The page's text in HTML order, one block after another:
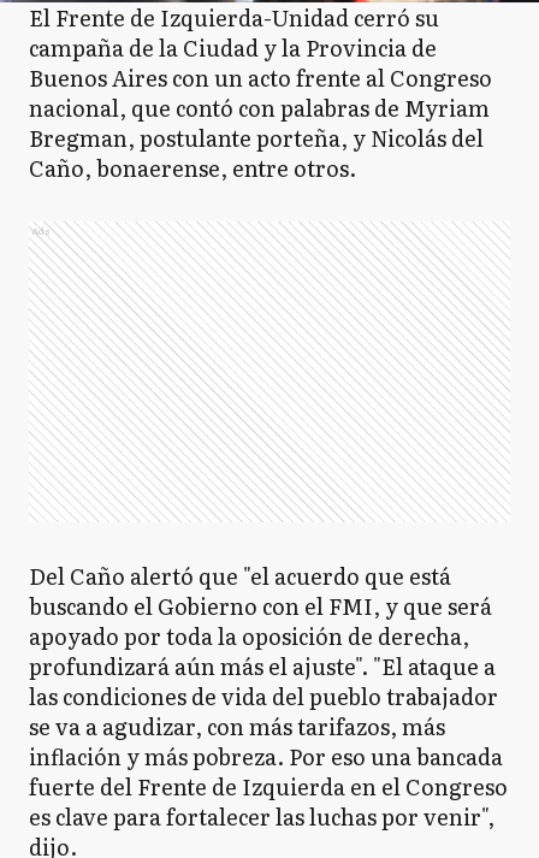
El Frente de Izquierda-Unidad cerró su
campaña de la Ciudad y la Provincia de
Buenos Aires con un acto frente al Congreso
nacional, que contó con palabras de Myriam
Bregman, postulante porteña, y Nicolás del
Caño, bonaerense, entre otros.
Ads
Del Caño alertó que "el acuerdo que está
buscando el Gobierno con el FMI, y que será
apoyado por toda la oposición de derecha,
profundizará aún más el ajuste". "El ataque a
las condiciones de vida del pueblo trabajador
se va a agudizar, con más tarifazos, más
inflación y más pobreza. Por eso una bancada
fuerte del Frente de Izquierda en el Congreso
es clave para fortalecer las luchas por venir",
dijo.